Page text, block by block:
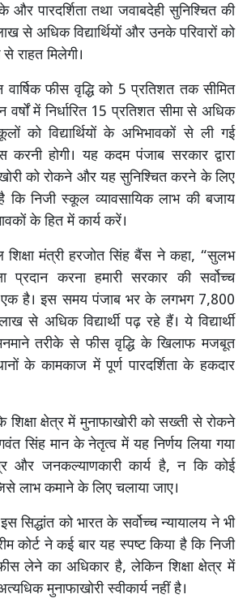
और पारदर्शिता तथा जवाबदेही सुनिश्चित की
से अधिक विद्यार्थियों और उनके परिवारों को
राहत मिलेगी।
वार्षिक फीस वृद्धि को 5 प्रतिशत तक सीमित
में निर्धारित 15 प्रतिशत सीमा से अधिक
को विद्यार्थियों के अभिभावकों से ली गई
करनी होगी। यह कदम पंजाब सरकार द्वारा
को रोकने और यह सुनिश्चित करने के लिए
कि निजी स्कूल व्यावसायिक लाभ की बजाय
के हित में कार्य करें।
शिक्षा मंत्री हरजोत सिंह बैंस ने कहा, “सुलभ
प्रदान करना हमारी सरकार की सर्वोच्च
है। इस समय पंजाब भर के लगभग 7,800
से अधिक विद्यार्थी पढ़ रहे हैं। ये विद्यार्थी
तरीके से फीस वृद्धि के खिलाफ मजबूत
के कामकाज में पूर्ण पारदर्शिता के हकदार
शिक्षा क्षेत्र में मुनाफाखोरी को सख्ती से रोकने
सिंह मान के नेतृत्व में यह निर्णय लिया गया
और जनकल्याणकारी कार्य है, न कि कोई
लाभ कमाने के लिए चलाया जाए।
सिद्धांत को भारत के सर्वोच्च न्यायालय ने भी
कोर्ट ने कई बार यह स्पष्ट किया है कि निजी
लेने का अधिकार है, लेकिन शिक्षा क्षेत्र में
मुनाफाखोरी स्वीकार्य नहीं है।